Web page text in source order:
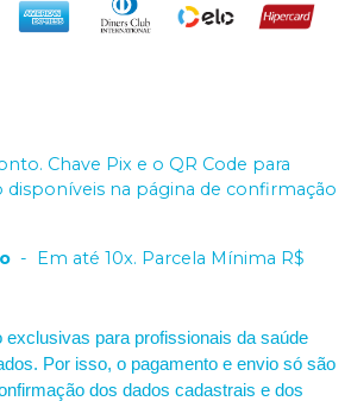
Chave Pix e o QR Code para
na página de confirmação
- Em até 10x. Parcela Mínima R$
exclusivas para profissionais da saúde
Por isso, o pagamento e envio só são
dos dados cadastrais e dos